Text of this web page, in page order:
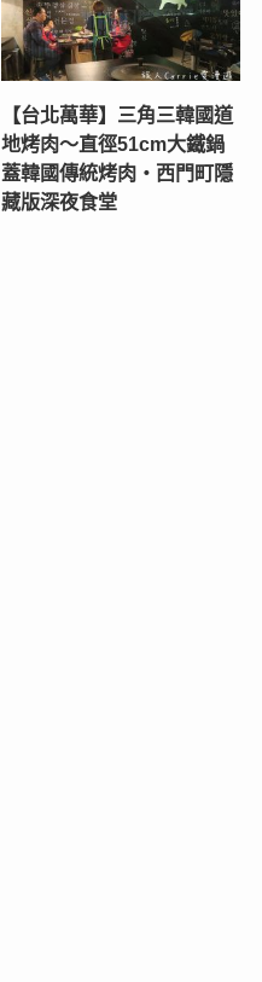
【台北萬華】三角三韓國道
地烤肉～直徑51cm大鐵鍋
蓋韓國傳統烤肉‧西門町隱
藏版深夜食堂